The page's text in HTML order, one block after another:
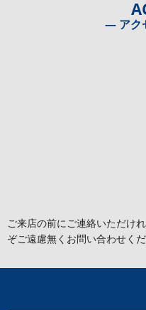
― アク
ご来店の前にご連絡いただけ
ぞご遠慮無くお問い合わせくだ